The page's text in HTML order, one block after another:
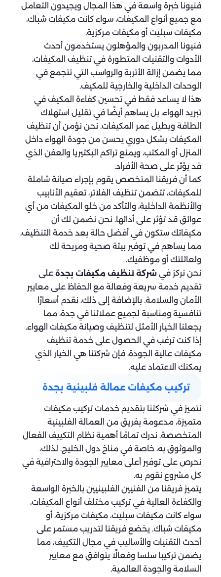
فنيونا خبرة واسعة في هذا المجال ويجيدون التعامل
مع جميع أنواع المكيفات، سواء كانت مكيفات شباك،
مكيفات سبليت أو مكيفات مركزية.
فنيونا المدربون والمؤهلون يستخدمون أحدث
الأدوات والتقنيات المتطورة في تنظيف المكيفات،
مما يضمن إزالة الأتربة والرواسب التي تتجمع في
الوحدات الداخلية والخارجية للمكيف.
هذا لا يساعد فقط في تحسين كفاءة المكيف في
تبريد الهواء، بل يساهم أيضًا في تقليل استهلاك
الطاقة ويطيل عمر المكيفات. نحن نؤمن أن تنظيف
المكيفات بشكل دوري يحسن من جودة الهواء داخل
المنزل أو المكتب، ويمنع تراكم البكتيريا والعفن الذي
قد يؤثر على صحة الأفراد.
كما أن فريقنا المتخصص يقوم بإجراء صيانة شاملة
للمكيفات، تتضمن تنظيف الفلاتر، تعقيم الأنابيب
والأنظمة الداخلية، والتأكد من خلو المكيفات من أي
عوائق قد تؤثر على أدائها. نحن نضمن لك أن
مكيفاتك ستكون في أفضل حالة بعد خدمة التنظيف،
مما يساهم في توفير بيئة صحية ومريحة لك
ولعائلتك أو موظفيك.
نحن نركز في شركة تنظيف مكيفات بجدة على
تقديم خدمة سريعة وفعالة مع الحفاظ على معايير
الأمان والسلامة. بالإضافة إلى ذلك، نقدم أسعارًا
تنافسية ومناسبة لجميع عملائنا في جدة، مما
يجعلنا الخيار الأمثل لتنظيف وصيانة مكيفات الهواء.
إذا كنت ترغب في الحصول على خدمة تنظيف
مكيفات عالية الجودة، فإن شركتنا هي الخيار الذي
يمكنك الاعتماد عليه.
تركيب مكيفات عمالة فلبينية بجدة
نتميز في شركتنا بتقديم خدمات تركيب مكيفات
متميزة، مدعومة بفريق من العمالة الفلبينية
المتخصصة. ندرك تمامًا أهمية نظام التكييف الفعال
والموثوق به، خاصة في مناخ دول الخليج. لذلك،
نحرص على توفير أعلى معايير الجودة والاحترافية في
كل مشروع نقوم به.
يتميز فريقنا من الفنيين الفلبينيين بالخبرة الواسعة
والكفاءة العالية في تركيب مختلف أنواع المكيفات،
سواء كانت مكيفات سبليت، مكيفات مركزية، أو
مكيفات شباك. يخضع فريقنا لتدريب مستمر على
أحدث التقنيات والأساليب في مجال التكييف، مما
يضمن تركيبًا سلسًا وفعالًا يتوافق مع معايير
السلامة والجودة العالمية.